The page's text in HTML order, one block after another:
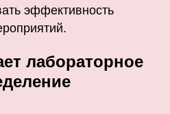
эффективность
лабораторное